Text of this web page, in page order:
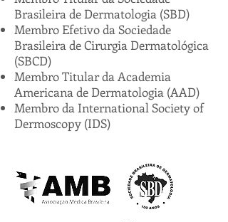
Brasileira de Dermatologia (SBD)
Membro Efetivo da Sociedade
Brasileira de Cirurgia Dermatológica
(SBCD)
Membro Titular da Academia
Americana de Dermatologia (AAD)
Membro da International Society of
Dermoscopy (IDS)